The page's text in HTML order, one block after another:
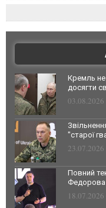
Кремль не
досягти
"старої
Повний
Федорова